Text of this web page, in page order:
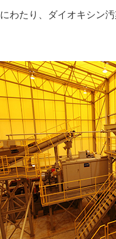
わたり、ダイオキシン